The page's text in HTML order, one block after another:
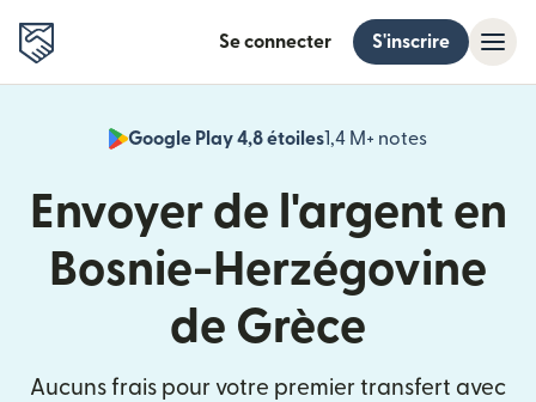
Se connecter S'inscrire
Google Play 4,8 étoiles1,4 M+ notes
Envoyer de l'argent en
Bosnie-Herzégovine
de Grèce
Aucuns frais pour votre premier transfert avec